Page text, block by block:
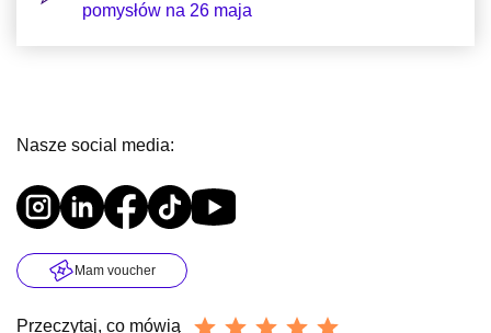
pomysłów na 26 maja
Nasze social media:
Mam voucher
Przeczytaj, co mówią